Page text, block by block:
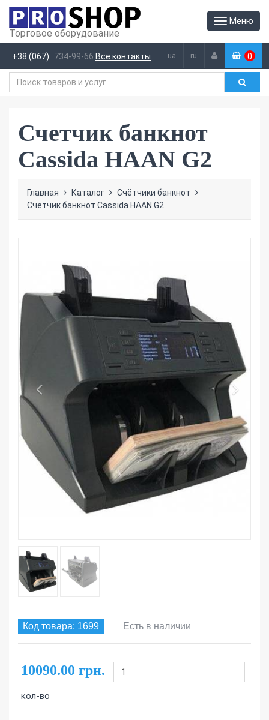
Меню
Торговое оборудование
+38 (067) 734-99-66 Все контакты ua ru (0 )
Счетчик банкнот
Cassida HAAN G2
Главная Каталог
Счётчики банкнот
Счетчик банкнот Cassida HAAN G2
Код товара: 1699 Есть в наличии
10090.00 грн.
кол-во